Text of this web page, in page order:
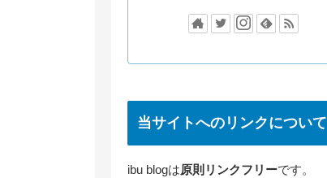
当サイトへのリンクについて
ibu blogは原則リンクフリーです。